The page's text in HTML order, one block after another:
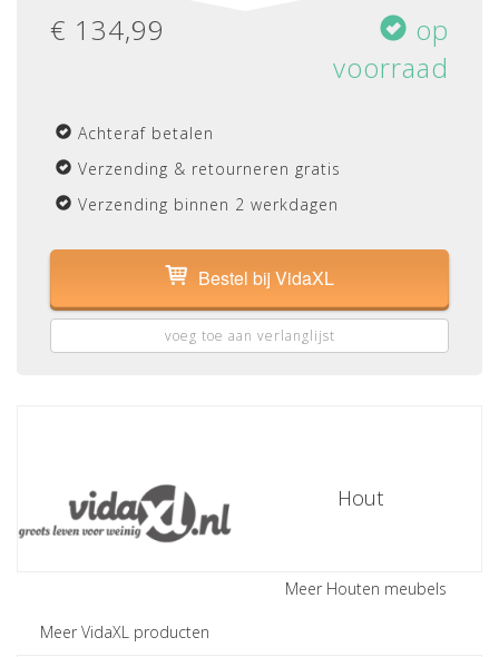
€ 134,99
op
voorraad
Achteraf betalen
Verzending & retourneren gratis
Verzending binnen 2 werkdagen
Bestel bij VidaXL
voeg toe aan verlanglijst
Meer VidaXL producten
Hout
Meer Houten meubels